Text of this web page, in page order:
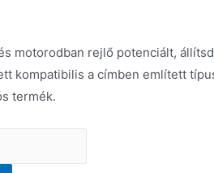
motorodban rejlő potenciált,
kompatibilis a címben említett
termék.